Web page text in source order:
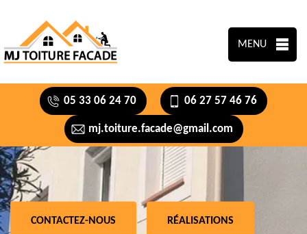
MENU
05 33 06 24 70 06 27 57 46 76
mj.toiture.facade@gmail.com
CONTACTEZ-NOUS RÉALISATIONS